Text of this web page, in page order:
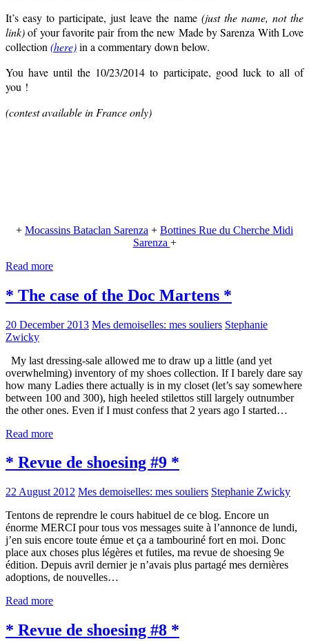
It’s easy to participate, just leave the name (just the name, not the
link)of your favorite pair from the new Made by Sarenza With Love
collection (here)in a commentary down below.
You have until the 10/23/2014 to participate, good luck to all of
you !
(contest available in France only)
+ Mocassins Bataclan Sarenza + Bottines Rue du Cherche Midi
Sarenza +
Read more
* The case of the Doc Martens *
20 December 2013 Mes demoiselles: mes souliers Stephanie
Zwicky
My last dressing-sale allowed me to draw up a little (and yet
overwhelming) inventory of my shoes collection. If I barely dare say
how many Ladies there actually is in my closet (let’s say somewhere
between 100 and 300), high heeled stilettos still largely outnumber
the other ones. Even if I must confess that 2 years ago I started…
Read more
* Revue de shoesing #9 *
22 August 2012 Mes demoiselles: mes souliers Stephanie Zwicky
Tentons de reprendre le cours habituel de ce blog. Encore un
énorme MERCI pour tous vos messages suite à l’annonce de lundi,
j’en suis encore toute émue et ça a tambouriné fort en moi. Donc
place aux choses plus légères et futiles, ma revue de shoesing 9e
édition. Depuis avril dernier je n’avais plus partagé mes dernières
adoptions, de nouvelles…
Read more
* Revue de shoesing #8 *